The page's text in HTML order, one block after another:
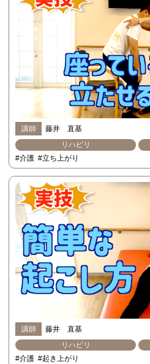
講師
藤井 直基
リハビリ
#介護 #立ち上がり
講師
藤井 直基
リハビリ
#介護 #起き上がり